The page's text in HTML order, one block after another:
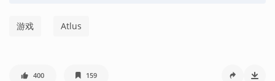
游戏 Atlus
400 159